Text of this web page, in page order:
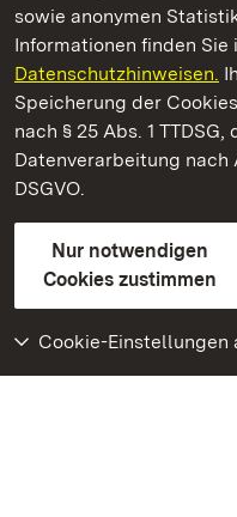
sowie anonymen
Informationen finden Sie
Datenschutzhinweisen.
Speicherung der
nach § 25 Abs. 1
Datenverarbeitung nach
DSGVO.
Nur notwendigen
Cookies zustimmen
Cookie-Einstellungen
Kloster und Schloss Salem
Staatliche Schlösser
Kontakt
Gebärdensprache
Erklärung zur
BITV-konform (geprüfte
Weiteres